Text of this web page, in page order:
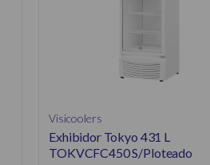
Visicoolers
Exhibidor Tokyo 431 L
TOKVCFC450 S/Ploteado